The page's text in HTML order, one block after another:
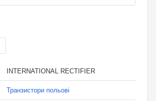
INTERNATIONAL RECTIFIER
Транзистори польові